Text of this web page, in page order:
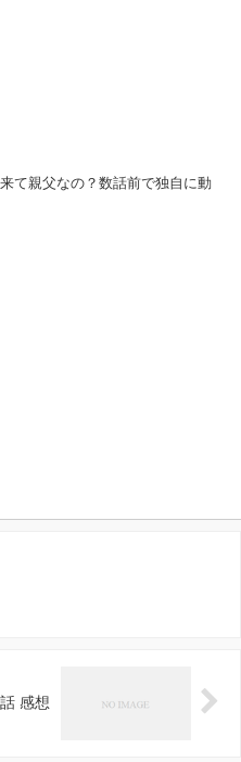
て親父なの？数話前で独自に動
感想